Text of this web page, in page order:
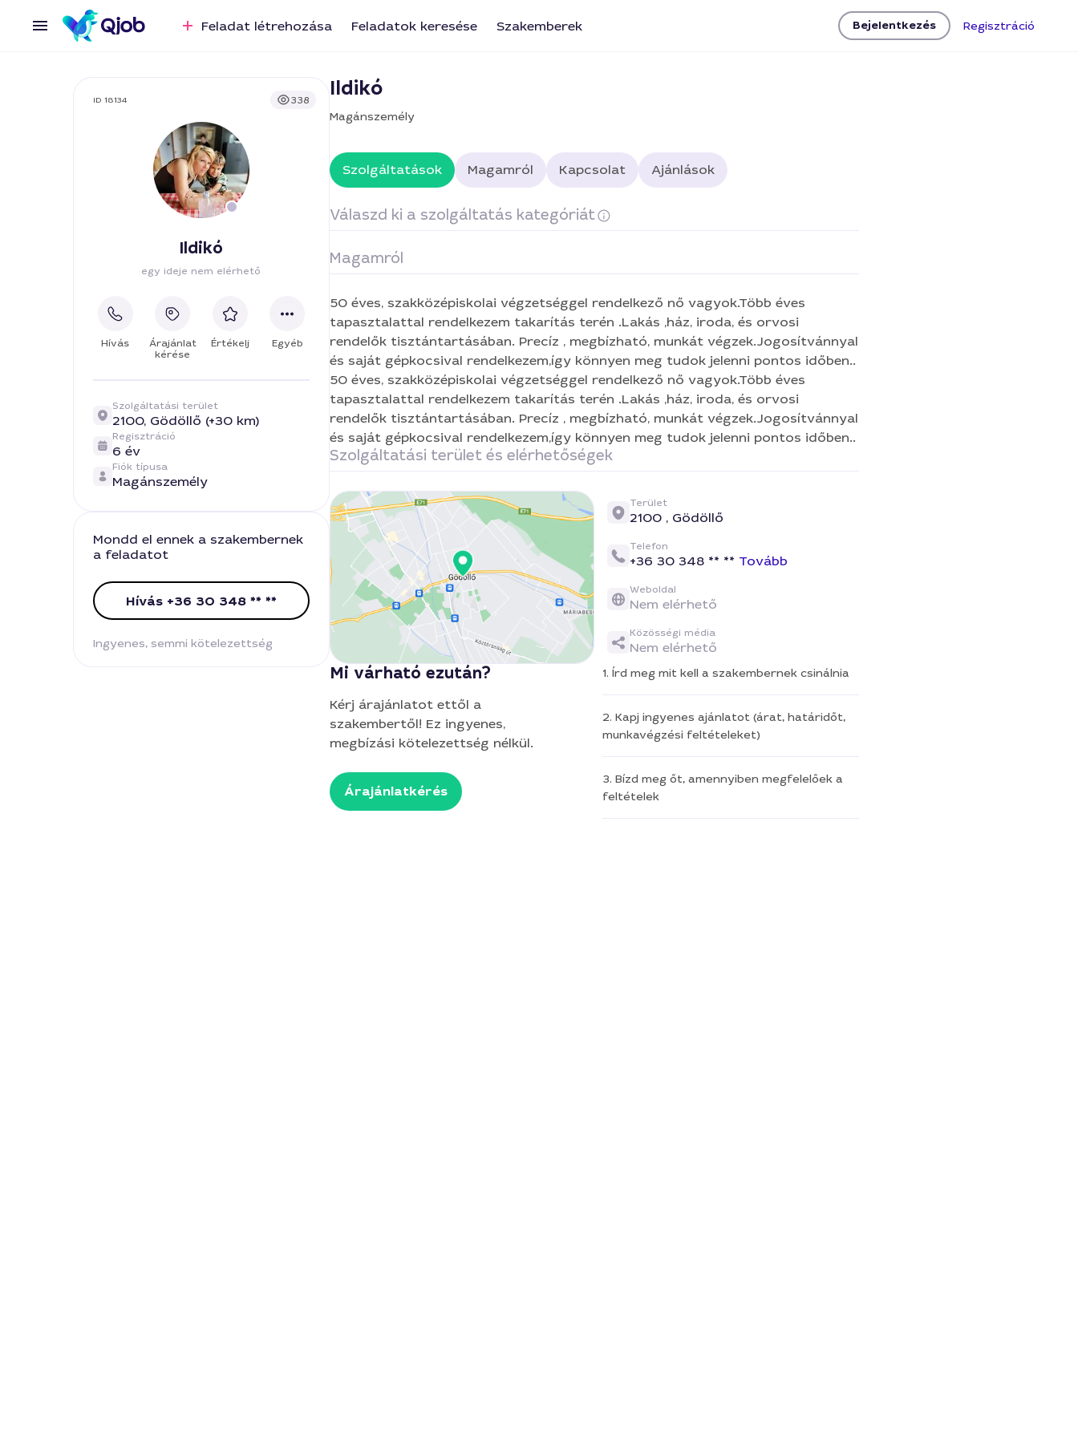
Feladat létrehozása Feladatok keresése Szakemberek Bejelentkezés Regisztráció
ID 18134 338
Ildikó
egy ideje nem elérhető
Hívás
Árajánlat
kérése
Értékelj Egyéb
Szolgáltatási terület
2100, Gödöllő (+30 km)
Regisztráció
6 év
Fiók típusa
Magánszemély
Mondd el ennek a szakembernek
a feladatot
Hívás +36 30 348 ** **
Ingyenes, semmi kötelezettség
Ildikó
Magánszemély
Szolgáltatások Magamról Kapcsolat Ajánlások
Válaszd ki a szolgáltatás kategóriát
Takarítás
Magamról
50 éves, szakközépiskolai végzetséggel rendelkező nő vagyok.Több éves
tapasztalattal rendelkezem takarítás terén .Lakás ,ház, iroda, és orvosi
rendelők tisztántartásában. Precíz , megbízható, munkát végzek.Jogosítvánnyal
és saját gépkocsival rendelkezem,így könnyen meg tudok jelenni pontos időben..
50 éves, szakközépiskolai végzetséggel rendelkező nő vagyok.Több éves
tapasztalattal rendelkezem takarítás terén .Lakás ,ház, iroda, és orvosi
rendelők tisztántartásában. Precíz , megbízható, munkát végzek.Jogosítvánnyal
és saját gépkocsival rendelkezem,így könnyen meg tudok jelenni pontos időben..
Szolgáltatási terület és elérhetőségek
Terület
2100 , Gödöllő
Telefon
+36 30 348 ** ** Tovább
Weboldal
Nem elérhető
Közösségi média
Nem elérhető
Mi várható ezután?
Kérj árajánlatot ettől a
szakembertől! Ez ingyenes,
megbízási kötelezettség nélkül.
Árajánlatkérés
1. Írd meg mit kell a szakembernek csinálnia
2. Kapj ingyenes ajánlatot (árat, határidőt,
munkavégzési feltételeket)
3. Bízd meg őt, amennyiben megfelelőek a
feltételek